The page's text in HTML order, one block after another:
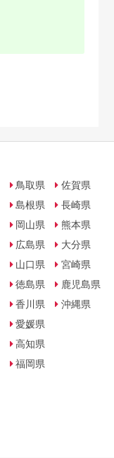
鳥取県
島根県
岡山県
広島県
山口県
徳島県
香川県
愛媛県
高知県
福岡県
佐賀県
長崎県
熊本県
大分県
宮崎県
鹿児島県
沖縄県